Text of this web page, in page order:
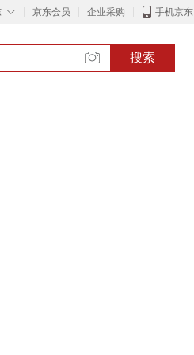
◇ 京东会员 企业采购 手机京东
搜索